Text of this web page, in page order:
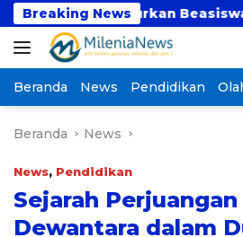
Langsung
ke
konten
Breaking News
Salurkan Beasiswa untuk
Beranda News Pendidikan
Beranda News
News, Pendidikan
Sejarah
Dewantara dalam